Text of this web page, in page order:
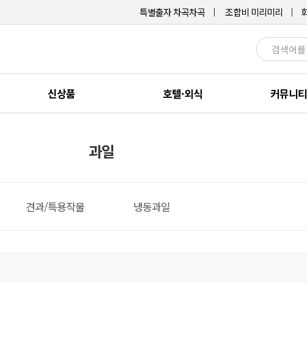
특별출자 차곡차곡 조합비 미리미리
신상품 호텔·외식 커뮤니
과일
견과/특용작물 냉동과일